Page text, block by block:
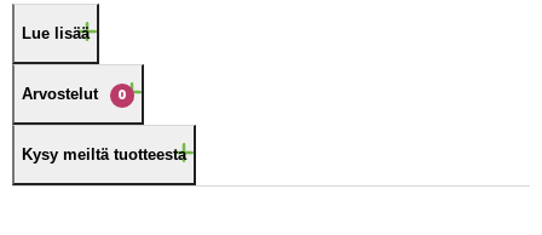
Lue lisää
Arvostelut 0
Kysy meiltä tuotteesta